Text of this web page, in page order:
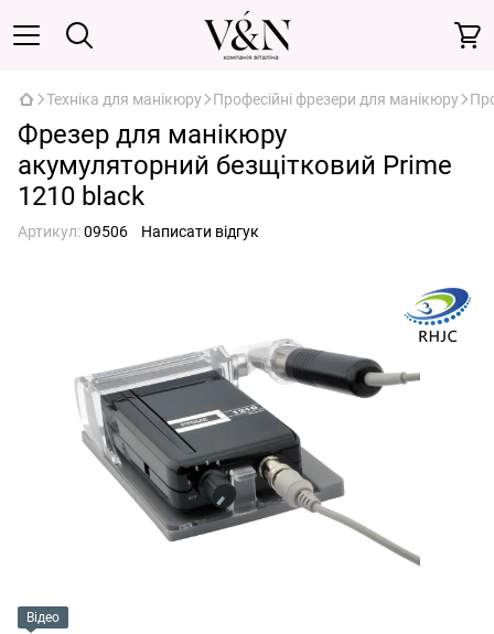
Техніка для манікюру Професійні фрезери для манікюру
Фрезер для манікюру
акумуляторний безщітковий Prime
1210 black
Артикул:09506 Написати відгук
Відео